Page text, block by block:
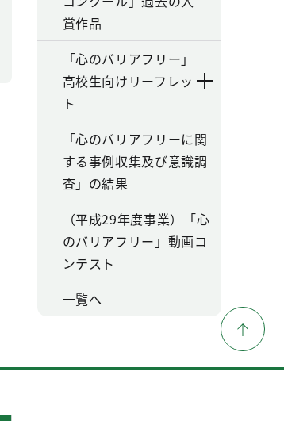
賞作品
「心のバリアフリー」
高校生向けリーフレッ
ト
「心のバリアフリーに関
する事例収集及び意識調
査」の結果
（平成29年度事業）「心
のバリアフリー」動画コ
ンテスト
一覧へ